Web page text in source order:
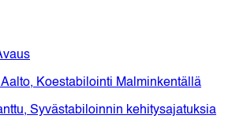
Koestabilointi Malminkentällä
Syvästabiloinnin kehitysajatuksia